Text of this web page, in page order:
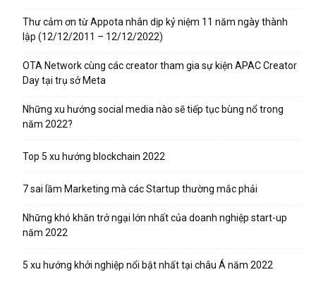
Thư cảm ơn từ Appota nhân dịp kỷ niệm 11 năm ngày thành
lập (12/12/2011 – 12/12/2022)
OTA Network cùng các creator tham gia sự kiện APAC Creator
Day tại trụ sở Meta
Những xu hướng social media nào sẽ tiếp tục bùng nổ trong
năm 2022?
Top 5 xu hướng blockchain 2022
7 sai lầm Marketing mà các Startup thường mắc phải
Những khó khăn trở ngại lớn nhất của doanh nghiệp start-up
năm 2022
5 xu hướng khởi nghiệp nổi bật nhất tại châu Á năm 2022